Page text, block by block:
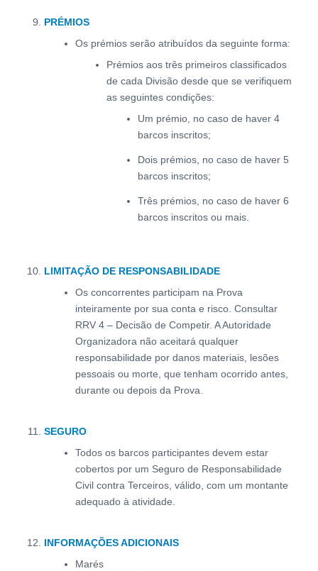
PRÉMIOS
Os prémios serão atribuídos da seguinte forma:
Prémios aos três primeiros classificados
de cada Divisão desde que se verifiquem
as seguintes condições:
Um prémio, no caso de haver 4
barcos inscritos;
Dois prémios, no caso de haver 5
barcos inscritos;
Três prémios, no caso de haver 6
barcos inscritos ou mais.
LIMITAÇÃO DE RESPONSABILIDADE
Os concorrentes participam na Prova
inteiramente por sua conta e risco. Consultar
RRV 4 – Decisão de Competir. A Autoridade
Organizadora não aceitará qualquer
responsabilidade por danos materiais, lesões
pessoais ou morte, que tenham ocorrido antes,
durante ou depois da Prova.
SEGURO
Todos os barcos participantes devem estar
cobertos por um Seguro de Responsabilidade
Civil contra Terceiros, válido, com um montante
adequado à atividade.
INFORMAÇÕES ADICIONAIS
Marés